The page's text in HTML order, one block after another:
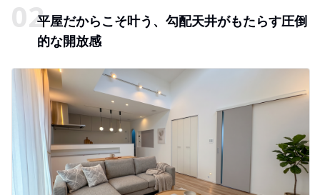
平屋だからこそ叶う、勾配天井がもたらす圧倒
的な開放感